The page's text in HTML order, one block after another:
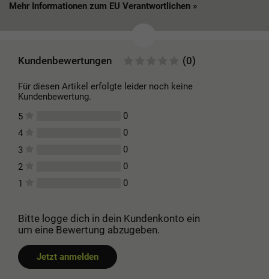
Mehr Informationen zum EU Verantwortlichen »
Kundenbewertungen (0)
Für diesen Artikel erfolgte leider noch keine
Kundenbewertung.
5
0
4
0
3
0
2
0
1
0
Bitte logge dich in dein Kundenkonto ein
um eine Bewertung abzugeben.
Jetzt anmelden